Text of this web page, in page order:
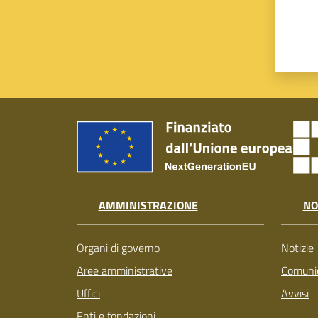
AMMINISTRAZIONE
Organi di governo
Aree amministrative
Uffici
Notizie
Avvisi